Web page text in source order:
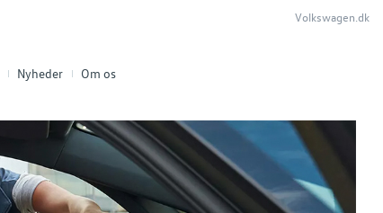
Nyheder Om os
Volkswagen.dk